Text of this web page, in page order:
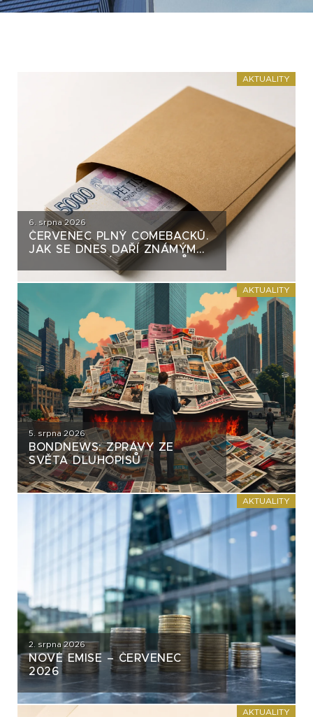
AKTUALITY
6. srpna 2026
ČERVENEC PLNÝ COMEBACKŮ.
JAK SE DNES DAŘÍ ZNÁMÝM
DLUHOPISOVÝM EMITENTŮM?
AKTUALITY
5. srpna 2026
BONDNEWS: ZPRÁVY ZE
SVĚTA DLUHOPISŮ
AKTUALITY
2. srpna 2026
NOVÉ EMISE – ČERVENEC
2026
AKTUALITY